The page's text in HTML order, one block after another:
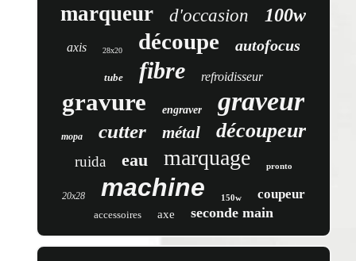
marqueur d'occasion 100w
axis 28x20 découpe autofocus
tube fibre refroidisseur
gravure engraver graveur
mopa cutter métal découpeur
ruida eau marquage pronto
20x28 machine 150w coupeur
accessoires axe seconde main